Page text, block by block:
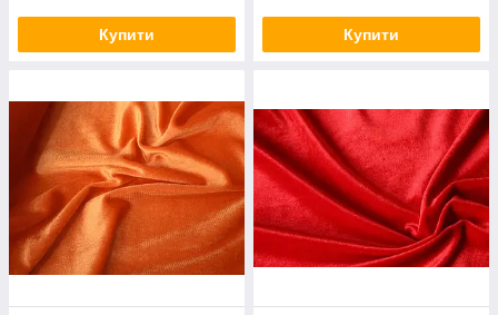
Купити Купити